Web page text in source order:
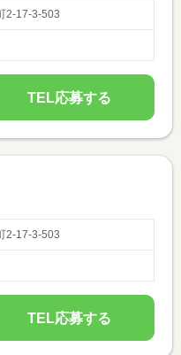
2-17-3-503
TEL応募する
2-17-3-503
TEL応募する